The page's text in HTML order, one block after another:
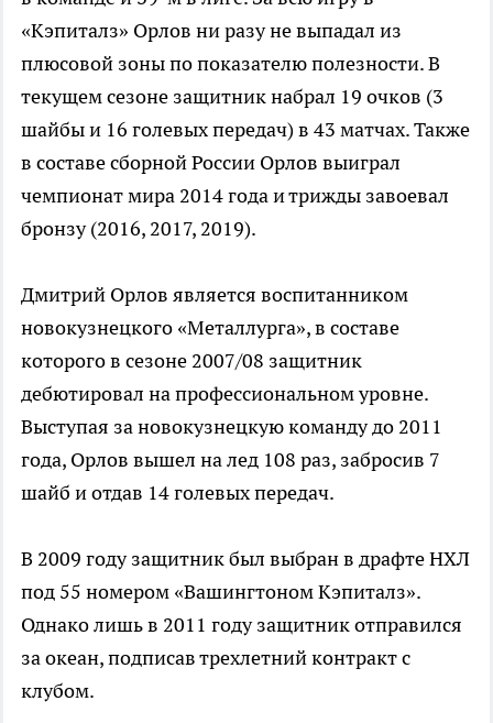
«Кэпиталз» Орлов ни разу не выпадал из
плюсовой зоны по показателю полезности. В
текущем сезоне защитник набрал 19 очков (3
шайбы и 16 голевых передач) в 43 матчах. Также
в составе сборной России Орлов выиграл
чемпионат мира 2014 года и трижды завоевал
бронзу (2016, 2017, 2019).
Дмитрий Орлов является воспитанником
новокузнецкого «Металлурга», в составе
которого в сезоне 2007/08 защитник
дебютировал на профессиональном уровне.
Выступая за новокузнецкую команду до 2011
года, Орлов вышел на лед 108 раз, забросив 7
шайб и отдав 14 голевых передач.
В 2009 году защитник был выбран в драфте НХЛ
под 55 номером «Вашингтоном Кэпиталз».
Однако лишь в 2011 году защитник отправился
за океан, подписав трехлетний контракт с
клубом.